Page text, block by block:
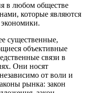
в любом обществе
которые являются
существенные,
объективные
связи в
Они носят
от воли и
рынка: закон